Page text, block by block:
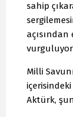
sahip
Milli
Aktürk,